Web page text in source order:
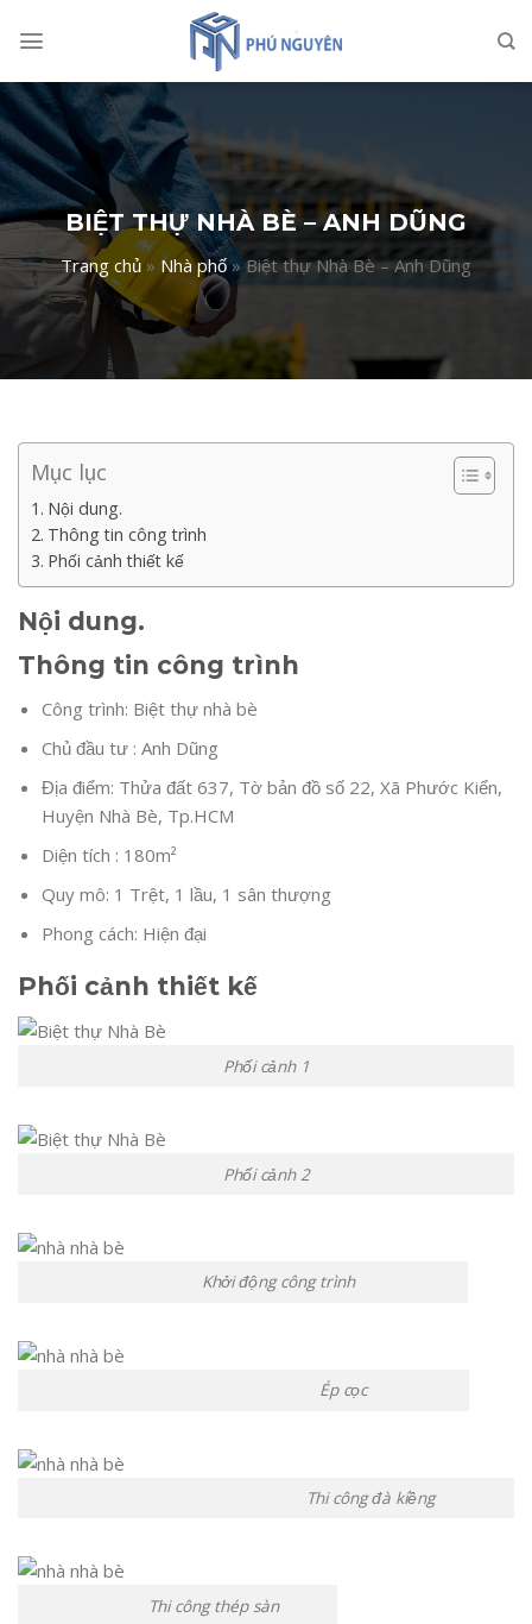
BIỆT THỰ NHÀ BÈ – ANH DŨNG
Trang chủ » Nhà phố»Biệt thự Nhà Bè – Anh Dũng
Mục lục
Nội dung.
Thông tin công trình
Phối cảnh thiết kế
Nội dung.
Thông tin công trình
Công trình: Biệt thự nhà bè
Chủ đầu tư : Anh Dũng
Địa điểm: Thửa đất 637, Tờ bản đồ số 22, Xã Phước Kiển,
Huyện Nhà Bè, Tp.HCM
Diện tích : 180m²
Quy mô: 1 Trệt, 1 lầu, 1 sân thượng
Phong cách: Hiện đại
Phối cảnh thiết kế
Phối cảnh 1
Phối cảnh 2
Khởi động công trình
Ép cọc
Thi công đà kiềng
Thi công thép sàn